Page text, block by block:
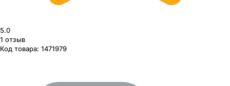
5.0
1 отзыв
Код товара: 1471979